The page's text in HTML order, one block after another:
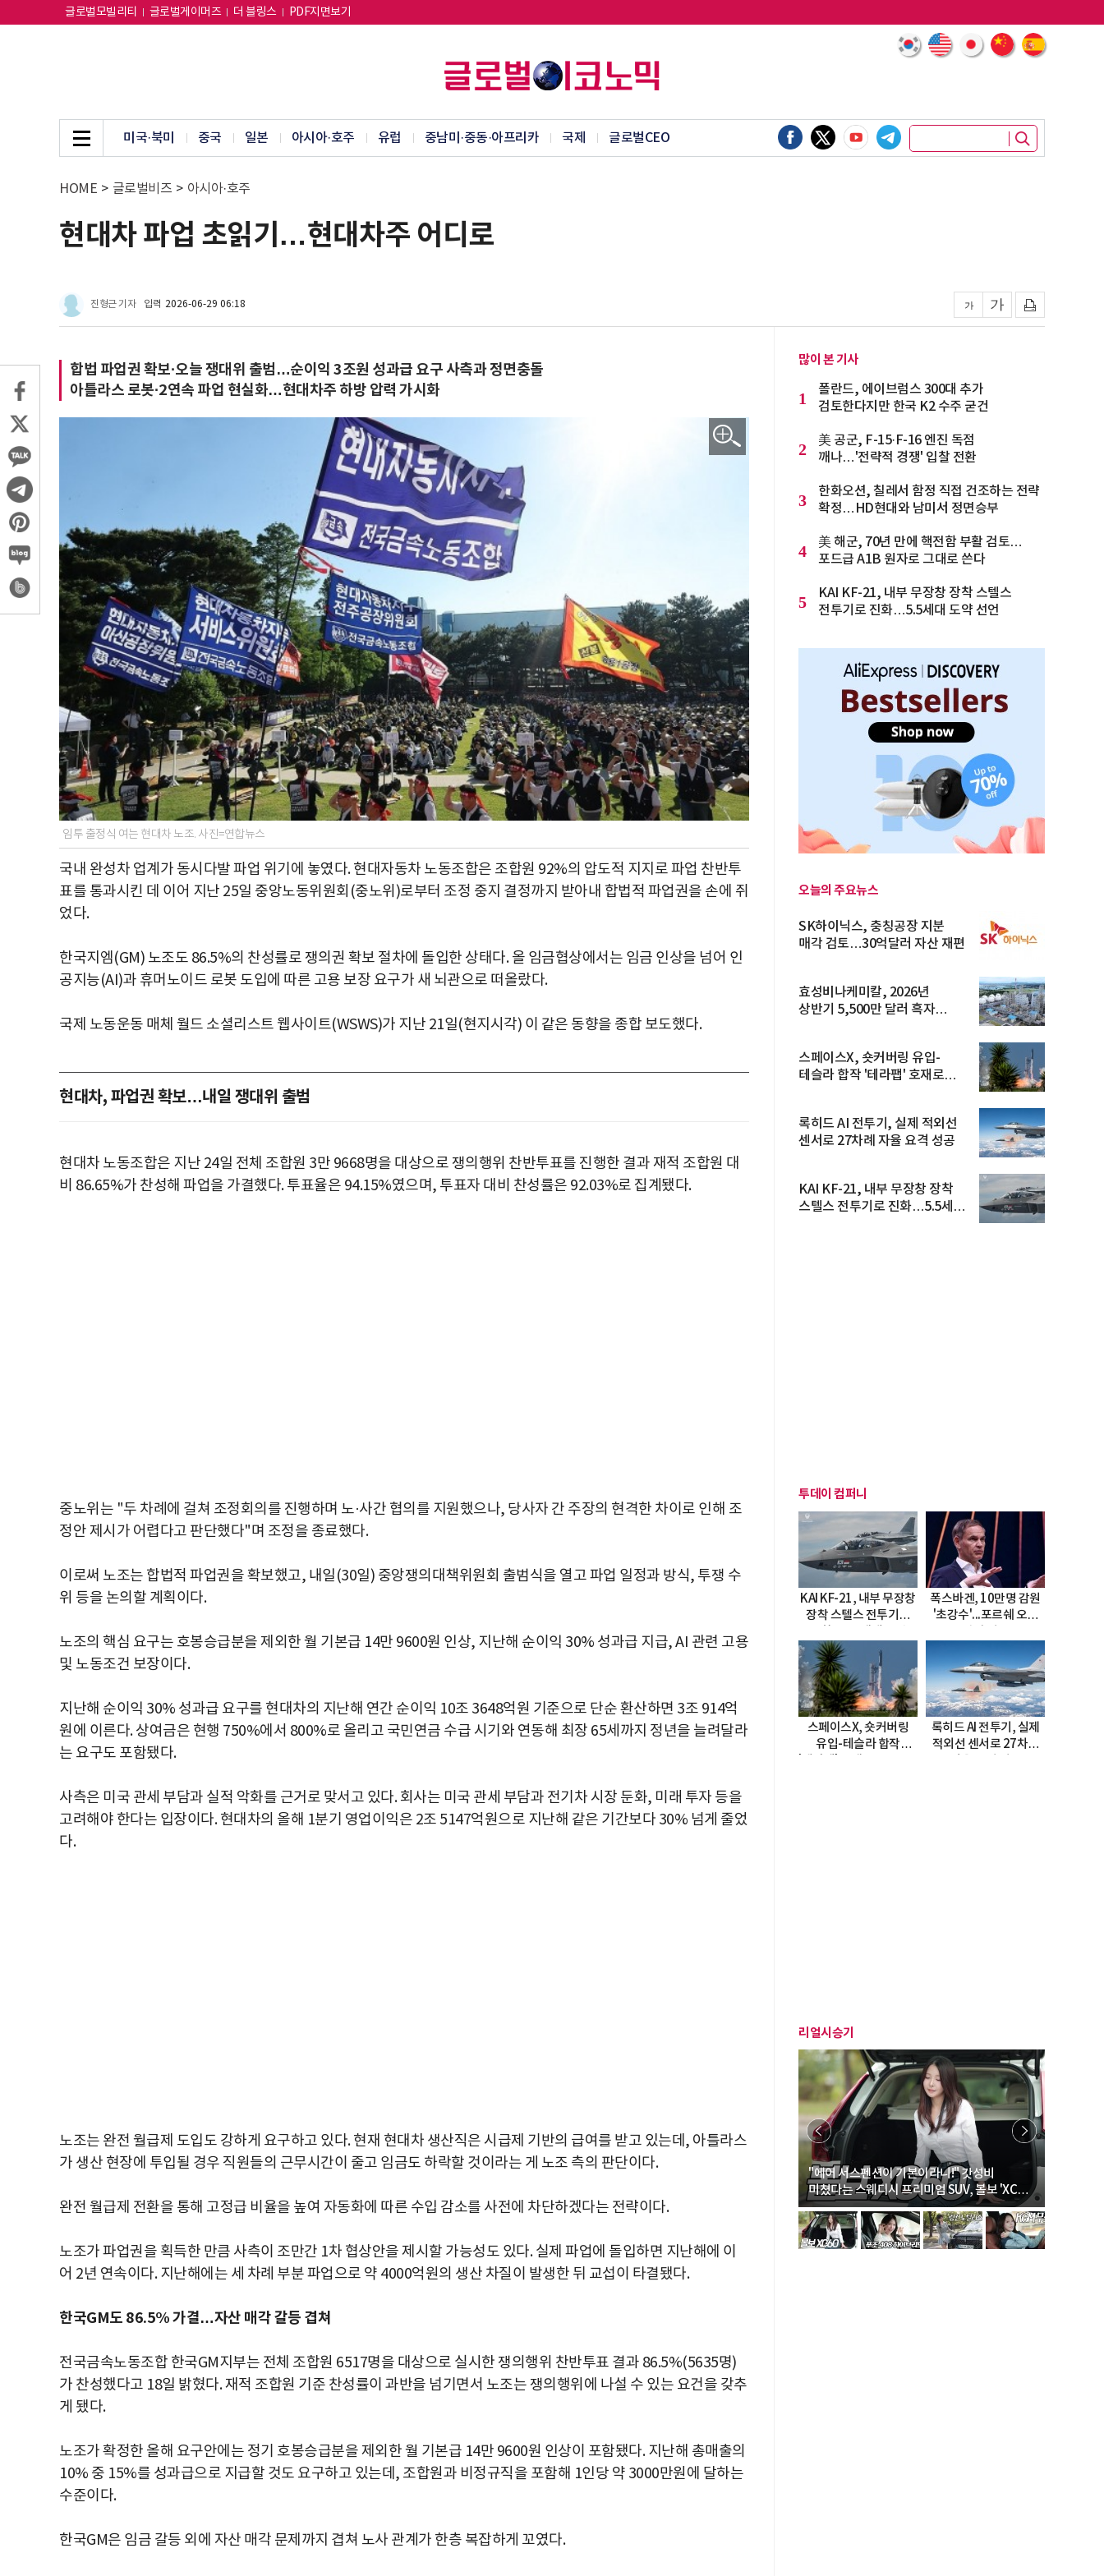
글로벌모빌리티 글로벌게이머즈 더 블링스 PDF지면보기
미국·북미 중국 일본 아시아·호주 유럽 중남미·중동·아프리카 국제 글로벌CEO
HOME > 글로벌비즈 > 아시아·호주
현대차 파업 초읽기…현대차주 어디로
진형근 기자 입력 2026-06-29 06:18
합법 파업권 확보·오늘 쟁대위 출범…순이익 3조원 성과급 요구 사측과 정면충돌
아틀라스 로봇·2연속 파업 현실화…현대차주 하방 압력 가시화
임투 출정식 여는 현대차 노조. 사진=연합뉴스
국내 완성차 업계가 동시다발 파업 위기에 놓였다. 현대자동차 노동조합은 조합원 92%의 압도적 지지로 파업 찬반투
표를 통과시킨 데 이어 지난 25일 중앙노동위원회(중노위)로부터 조정 중지 결정까지 받아내 합법적 파업권을 손에 쥐
었다.
한국지엠(GM) 노조도 86.5%의 찬성률로 쟁의권 확보 절차에 돌입한 상태다. 올 임금협상에서는 임금 인상을 넘어 인
공지능(AI)과 휴머노이드 로봇 도입에 따른 고용 보장 요구가 새 뇌관으로 떠올랐다.
국제 노동운동 매체 월드 소셜리스트 웹사이트(WSWS)가 지난 21일(현지시각) 이 같은 동향을 종합 보도했다.
현대차, 파업권 확보…내일 쟁대위 출범
현대차 노동조합은 지난 24일 전체 조합원 3만 9668명을 대상으로 쟁의행위 찬반투표를 진행한 결과 재적 조합원 대
비 86.65%가 찬성해 파업을 가결했다. 투표율은 94.15%였으며, 투표자 대비 찬성률은 92.03%로 집계됐다.
중노위는 "두 차례에 걸쳐 조정회의를 진행하며 노·사간 협의를 지원했으나, 당사자 간 주장의 현격한 차이로 인해 조
정안 제시가 어렵다고 판단했다"며 조정을 종료했다.
이로써 노조는 합법적 파업권을 확보했고, 내일(30일) 중앙쟁의대책위원회 출범식을 열고 파업 일정과 방식, 투쟁 수
위 등을 논의할 계획이다.
노조의 핵심 요구는 호봉승급분을 제외한 월 기본급 14만 9600원 인상, 지난해 순이익 30% 성과급 지급, AI 관련 고용
및 노동조건 보장이다.
지난해 순이익 30% 성과급 요구를 현대차의 지난해 연간 순이익 10조 3648억원 기준으로 단순 환산하면 3조 914억
원에 이른다. 상여금은 현행 750%에서 800%로 올리고 국민연금 수급 시기와 연동해 최장 65세까지 정년을 늘려달라
는 요구도 포함됐다.
사측은 미국 관세 부담과 실적 악화를 근거로 맞서고 있다. 회사는 미국 관세 부담과 전기차 시장 둔화, 미래 투자 등을
고려해야 한다는 입장이다. 현대차의 올해 1분기 영업이익은 2조 5147억원으로 지난해 같은 기간보다 30% 넘게 줄었
다.
노조는 완전 월급제 도입도 강하게 요구하고 있다. 현재 현대차 생산직은 시급제 기반의 급여를 받고 있는데, 아틀라스
가 생산 현장에 투입될 경우 직원들의 근무시간이 줄고 임금도 하락할 것이라는 게 노조 측의 판단이다.
완전 월급제 전환을 통해 고정급 비율을 높여 자동화에 따른 수입 감소를 사전에 차단하겠다는 전략이다.
노조가 파업권을 획득한 만큼 사측이 조만간 1차 협상안을 제시할 가능성도 있다. 실제 파업에 돌입하면 지난해에 이
어 2년 연속이다. 지난해에는 세 차례 부분 파업으로 약 4000억원의 생산 차질이 발생한 뒤 교섭이 타결됐다.
한국GM도 86.5% 가결…자산 매각 갈등 겹쳐
전국금속노동조합 한국GM지부는 전체 조합원 6517명을 대상으로 실시한 쟁의행위 찬반투표 결과 86.5%(5635명)
가 찬성했다고 18일 밝혔다. 재적 조합원 기준 찬성률이 과반을 넘기면서 노조는 쟁의행위에 나설 수 있는 요건을 갖추
게 됐다.
노조가 확정한 올해 요구안에는 정기 호봉승급분을 제외한 월 기본급 14만 9600원 인상이 포함됐다. 지난해 총매출의
10% 중 15%를 성과급으로 지급할 것도 요구하고 있는데, 조합원과 비정규직을 포함해 1인당 약 3000만원에 달하는
수준이다.
한국GM은 임금 갈등 외에 자산 매각 문제까지 겹쳐 노사 관계가 한층 복잡하게 꼬였다.
많이 본 기사
1
폴란드, 에이브럼스 300대 추가
검토한다지만 한국 K2 수주 굳건
2
美 공군, F-15·F-16 엔진 독점
깨나…'전략적 경쟁' 입찰 전환
3
한화오션, 칠레서 함정 직접 건조하는 전략
확정…HD현대와 남미서 정면승부
4
美 해군, 70년 만에 핵전함 부활 검토…
포드급 A1B 원자로 그대로 쓴다
5
KAI KF-21, 내부 무장창 장착 스텔스
전투기로 진화…5.5세대 도약 선언
오늘의 주요뉴스
SK하이닉스, 충칭공장 지분
매각 검토…30억달러 자산 재편
효성비나케미칼, 2026년
상반기 5,500만 달러 흑자
스페이스X, 숏커버링 유입-
테슬라 합작 '테라팹' 호재로
록히드 AI 전투기, 실제 적외선
센서로 27차례 자율 요격 성공
KAI KF-21, 내부 무장창 장착
스텔스 전투기로 진화…5.5세대
투데이 컴퍼니
KAI KF-21, 내부 무장창
장착 스텔스 전투기로
폭스바겐, 10만명 감원
'초강수'...포르쉐 오너
스페이스X, 숏커버링
유입-테슬라 합작
록히드 AI 전투기, 실제
적외선 센서로 27차례
리얼시승기
박지수 아나운서가 타본 ‘전설의 무쏘’… “여성·
"에어 서스펜션이 기본이라니!" 갓성비
미쳤다는 스웨디시 프리미엄 SUV, 볼보 'XC60
B5 울트라'